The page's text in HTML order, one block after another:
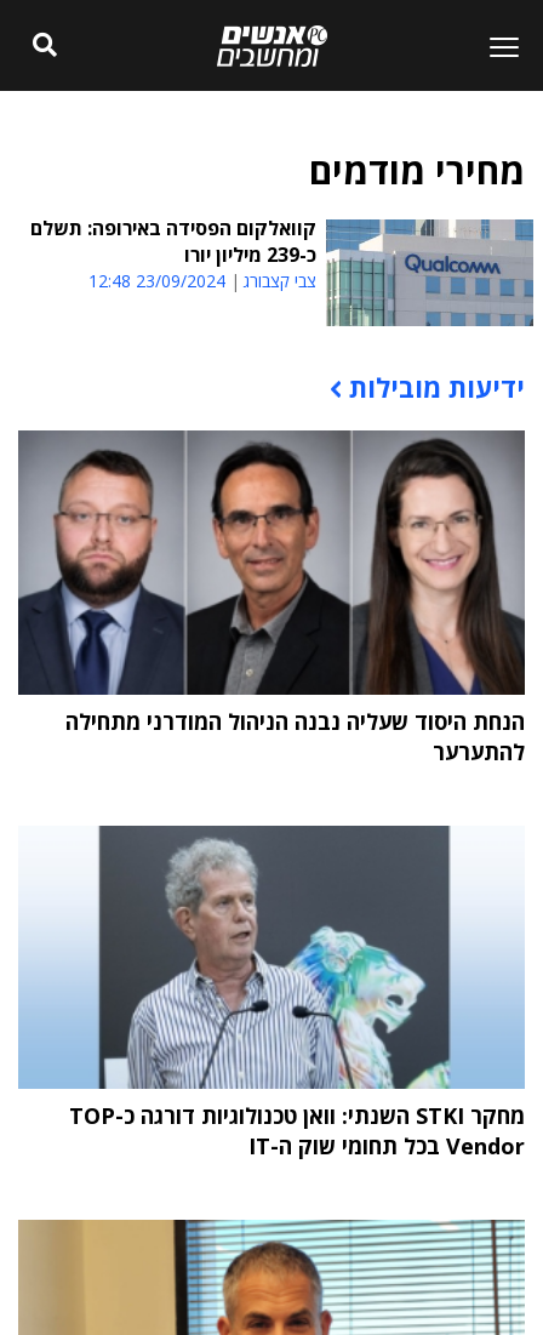
מחירי מודמים
קוואלקום הפסידה באירופה: תשלם
כ-239 מיליון יורו
צבי קצבורג 23/09/2024 12:48
תוכן פרסומי
ידיעות מובילות
הנחת היסוד שעליה נבנה הניהול המודרני מתחילה
להתערער
מחקר STKI השנתי: וואן טכנולוגיות דורגה כ-TOP
Vendor בכל תחומי שוק ה-IT